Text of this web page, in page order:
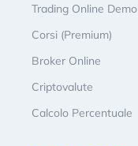
Trading Online Demo
Corsi (Premium)
Broker Online
Criptovalute
Calcolo Percentuale